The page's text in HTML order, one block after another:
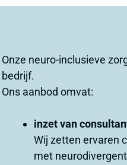
Onze neuro-inclusieve
bedrijf.
Ons aanbod omvat:
inzet van
Wij zetten ervaren
met